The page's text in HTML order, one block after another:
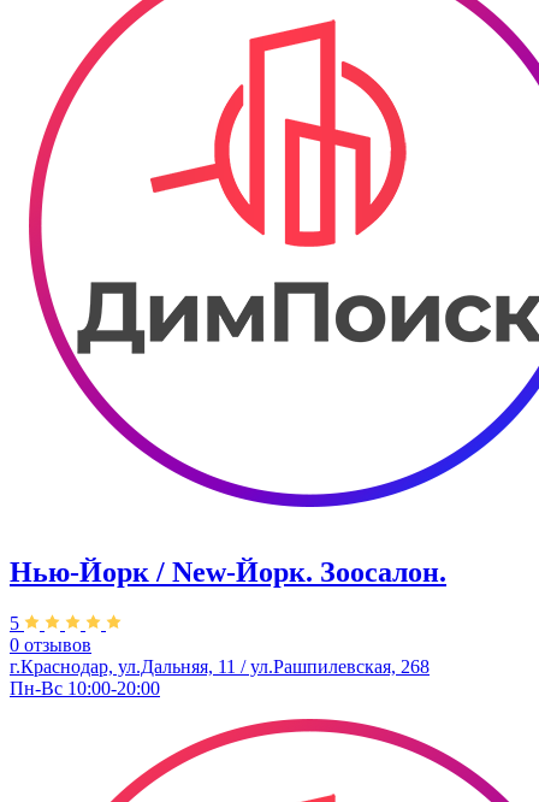
Нью-Йорк / New-Йорк. Зоосалон.
5
0 отзывов
г.Краснодар, ул.Дальняя, 11 / ул.Рашпилевская, 268
Пн-Вс 10:00-20:00